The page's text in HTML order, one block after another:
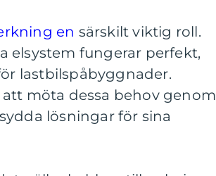
en särskilt viktig roll.
elsystem fungerar perfekt,
lastbilspåbyggnader.
möta dessa behov genom
lösningar för sina